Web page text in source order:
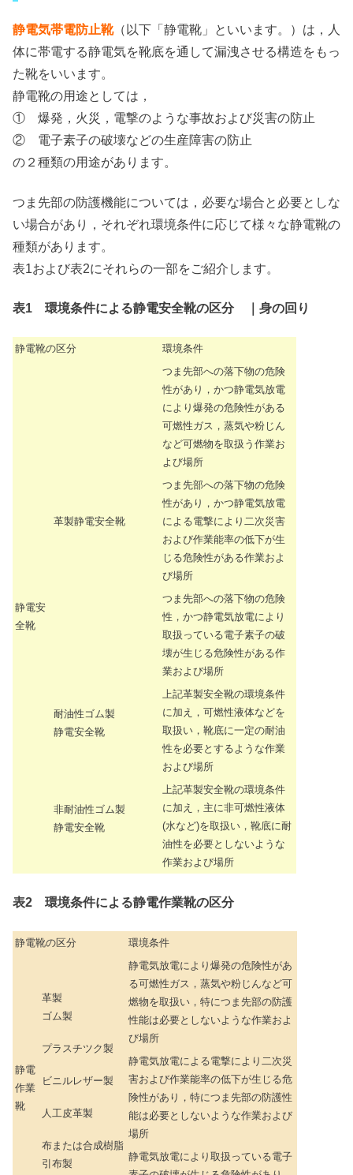
静電気帯電防止靴（以下「静電靴」といいます。）は，人
体に帯電する静電気を靴底を通して漏洩させる構造をもっ
た靴をいいます。
静電靴の用途としては，
① 爆発，火災，電撃のような事故および災害の防止
② 電子素子の破壊などの生産障害の防止
の２種類の用途があります。
つま先部の防護機能については，必要な場合と必要としな
い場合があり，それぞれ環境条件に応じて様々な静電靴の
種類があります。
表1および表2にそれらの一部をご紹介します。
表1 環境条件による静電安全靴の区分 ｜身の回り
静電靴の区分 環境条件
静電安
全靴
革製静電安全靴
つま先部への落下物の危険
性があり，かつ静電気放電
により爆発の危険性がある
可燃性ガス，蒸気や粉じん
など可燃物を取扱う作業お
よび場所
つま先部への落下物の危険
性があり，かつ静電気放電
による電撃により二次災害
および作業能率の低下が生
じる危険性がある作業およ
び場所
つま先部への落下物の危険
性，かつ静電気放電により
取扱っている電子素子の破
壊が生じる危険性がある作
業および場所
耐油性ゴム製
静電安全靴
上記革製安全靴の環境条件
に加え，可燃性液体などを
取扱い，靴底に一定の耐油
性を必要とするような作業
および場所
非耐油性ゴム製
静電安全靴
上記革製安全靴の環境条件
に加え，主に非可燃性液体
(水など)を取扱い，靴底に耐
油性を必要としないような
作業および場所
表2 環境条件による静電作業靴の区分
静電靴の区分 環境条件
静電
作業
靴
革製
ゴム製
プラスチツク製
ビニルレザー製
人工皮革製
布または合成樹脂
引布製
静電気放電により爆発の危険性があ
る可燃性ガス，蒸気や粉じんなど可
燃物を取扱い，特につま先部の防護
性能は必要としないような作業およ
び場所
静電気放電による電撃により二次災
害および作業能率の低下が生じる危
険性があり，特につま先部の防護性
能は必要としないような作業および
場所
静電気放電により取扱っている電子